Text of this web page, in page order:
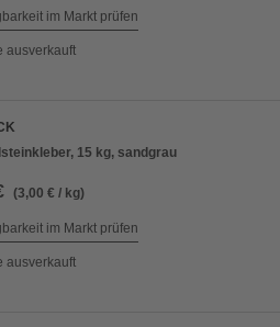
im Markt prüfen
ausverkauft
15 kg, sandgrau
(3,00 € / kg)
im Markt prüfen
ausverkauft